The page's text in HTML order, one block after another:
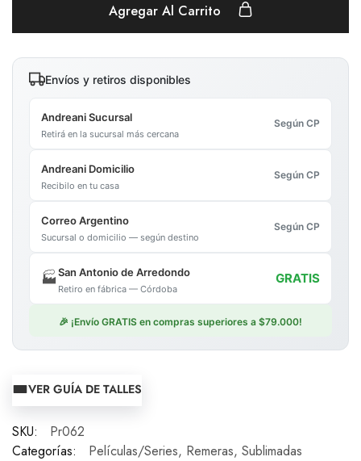
Agregar Al Carrito
Envíos y retiros disponibles
Andreani Sucursal
Retirá en la sucursal más cercana
Según CP
Andreani Domicilio
Recibilo en tu casa
Según CP
Correo Argentino
Sucursal o domicilio — según destino
Según CP
🏭San Antonio de Arredondo
Retiro en fábrica — Córdoba
GRATIS
🎉 ¡Envío GRATIS en compras superiores a $79.000!
VER GUÍA DE TALLES
SKU:
Pr062
Categorías:
Películas/Series, Remeras, Sublimadas